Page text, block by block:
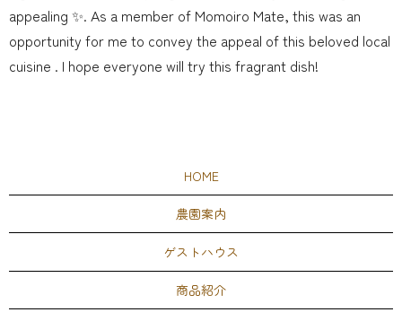
appealing ✨. As a member of Momoiro Mate, this was an
opportunity for me to convey the appeal of this beloved local
cuisine . I hope everyone will try this fragrant dish!
HOME
農園案内
ゲストハウス
商品紹介